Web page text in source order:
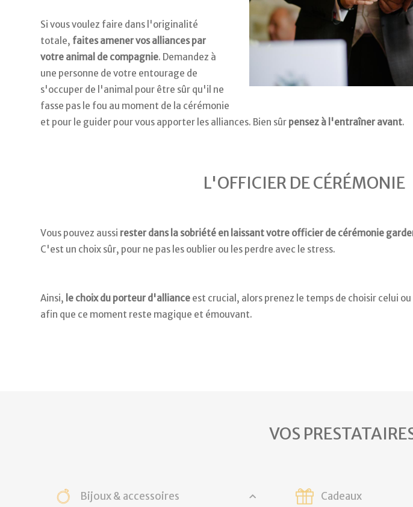
Si vous voulez faire dans l'originalité
totale, faites amener vos alliances par
votre animal de compagnie. Demandez à
une personne de votre entourage de
s'occuper de l'animal pour être sûr qu'il ne
fasse pas le fou au moment de la cérémonie
et pour le guider pour vous apporter les alliances. Bien sûr pensez à l'entraîner avant.
L'OFFICIER DE CÉRÉMONIE
Vous pouvez aussi rester dans la sobriété en laissant votre officier de cérémonie
C'est un choix sûr, pour ne pas les oublier ou les perdre avec le stress.
Ainsi, le choix du porteur d'alliance est crucial, alors prenez le temps de choisir celui
afin que ce moment reste magique et émouvant.
VOS
Bijoux & accessoires Cadeaux